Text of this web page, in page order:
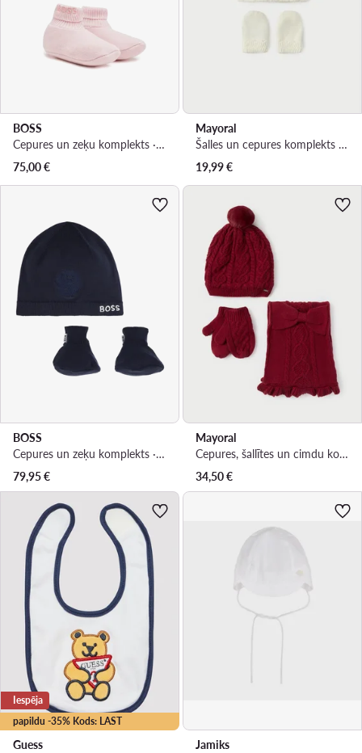
BOSS
Cepures un zeķu komplekts · Rozā
75,00€
Mayoral
Šalles un cepures komplekts · Écru
19,99€
BOSS
Cepures un zeķu komplekts · Tumši zils
79,95€
Mayoral
Cepures, šallītes un cimdu komplekts · Sarkans
34,50€
papildu -35% Kods: LAST
Iespēja
Guess
Jamiks